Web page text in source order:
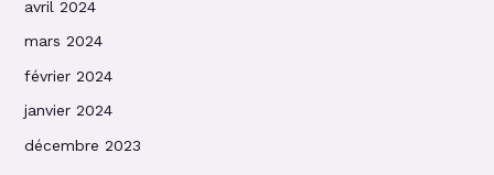
avril 2024
mars 2024
février 2024
janvier 2024
décembre 2023